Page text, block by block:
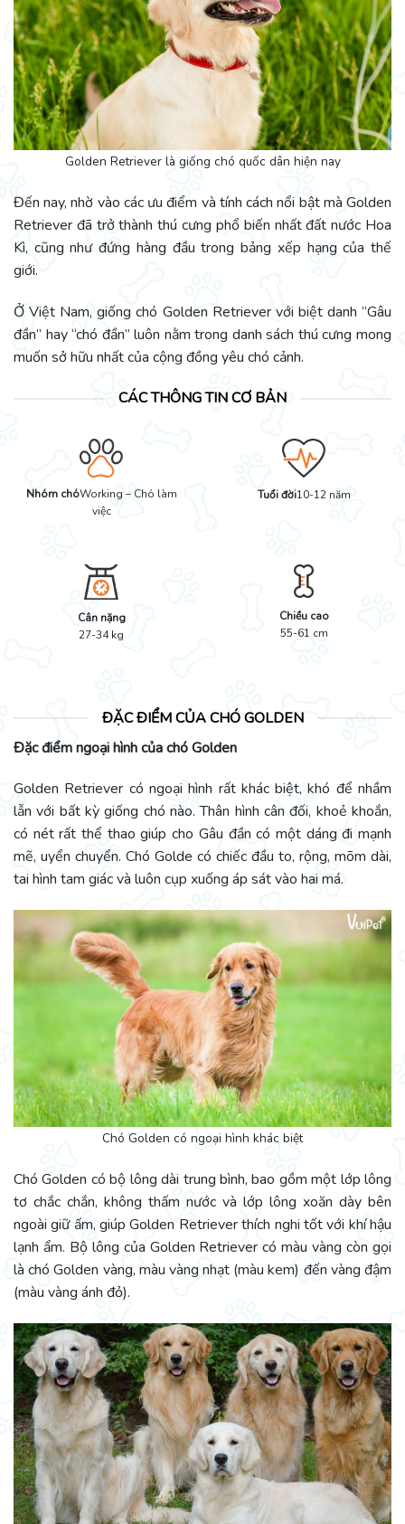
Golden Retriever là giống chó quốc dân hiện nay
Đến nay, nhờ vào các ưu điểm và tính cách nổi bật mà Golden
Retriever đã trở thành thú cưng phổ biến nhất đất nước Hoa
Kì, cũng như đứng hàng đầu trong bảng xếp hạng của thế
giới.
Ở Việt Nam, giống chó Golden Retriever với biệt danh “Gâu
đần” hay “chó đần” luôn nằm trong danh sách thú cưng mong
muốn sở hữu nhất của cộng đồng yêu chó cảnh.
CÁC THÔNG TIN CƠ BẢN
Nhóm chóWorking – Chó làm
việc
Tuổi đời10-12 năm
Cân nặng
27-34 kg
Chiều cao
55-61 cm
ĐẶC ĐIỂM CỦA CHÓ GOLDEN
Đặc điểm ngoại hình của chó Golden
Golden Retriever có ngoại hình rất khác biệt, khó để nhầm
lẫn với bất kỳ giống chó nào. Thân hình cân đối, khoẻ khoắn,
có nét rất thể thao giúp cho Gâu đần có một dáng đi mạnh
mẽ, uyển chuyển. Chó Golde có chiếc đầu to, rộng, mõm dài,
tai hình tam giác và luôn cụp xuống áp sát vào hai má.
Chó Golden có ngoại hình khác biệt
Chó Golden có bộ lông dài trung bình, bao gồm một lớp lông
tơ chắc chắn, không thấm nước và lớp lông xoăn dày bên
ngoài giữ ấm, giúp Golden Retriever thích nghi tốt với khí hậu
lạnh ẩm. Bộ lông của Golden Retriever có màu vàng còn gọi
là chó Golden vàng, màu vàng nhạt (màu kem) đến vàng đậm
(màu vàng ánh đỏ).